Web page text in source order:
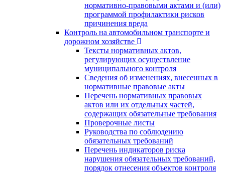
нормативно-правовыми актами и (или)
программой профилактики рисков
причинения вреда
Контроль на автомобильном транспорте и
дорожном хозяйстве
Тексты нормативных актов,
регулирующих осуществление
муниципального контроля
Сведения об изменениях, внесенных в
нормативные правовые акты
Перечень нормативных правовых
актов или их отдельных частей,
содержащих обязательные требования
Проверочные листы
Руководства по соблюдению
обязательных требований
Перечень индикаторов риска
нарушения обязательных требований,
порядок отнесения объектов контроля